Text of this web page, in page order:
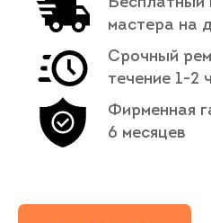
мастера на
Срочный
течение 1-2
Фирменная
6 месяцев